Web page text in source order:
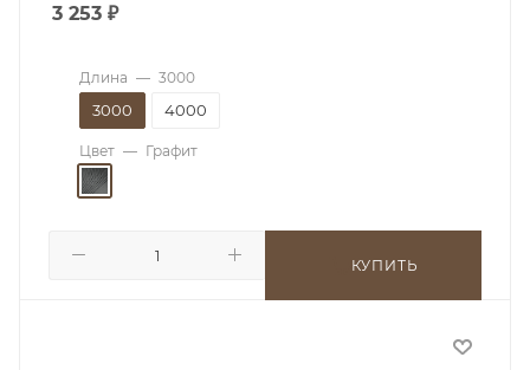
3 253 ₽
Длина — 3000
3000 4000
Цвет — Графит
КУПИТЬ